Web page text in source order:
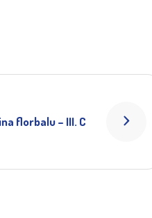
florbalu – III. C